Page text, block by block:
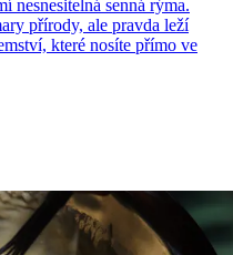
nesnesitelná senná rýma.
přírody, ale pravda leží
které nosíte přímo ve